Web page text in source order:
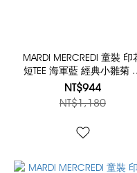
MARDI MERCREDI 童裝 印
短TEE 海軍藍 經典小雛菊
油花 純棉 KIDS TSHIRT
FLOWERMARDI
NT$944
NT$1,180